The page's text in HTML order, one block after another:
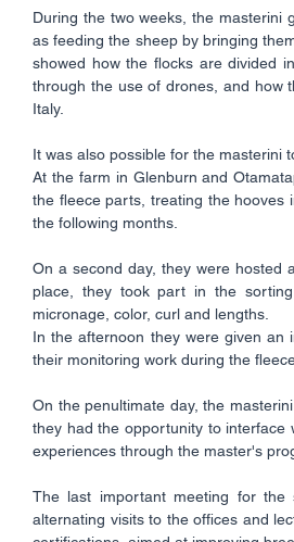
During the two weeks, the masterini
as feeding the sheep by bringing
showed how the flocks are divided
through the use of drones, and how
Italy.
It was also possible for the masterini
At the farm in Glenburn and
the fleece parts, treating the hooves
the following months.
On a second day, they were hosted
place, they took part in the
micronage, color, curl and lengths.
In the afternoon they were given an
their monitoring work during the
On the penultimate day, the
they had the opportunity to interface
experiences through the master's
The last important meeting for the
alternating visits to the offices and